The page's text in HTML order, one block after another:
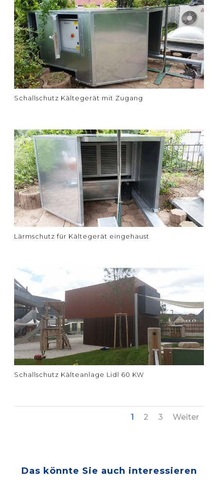
Schallschutz Kältegerät mit Zugang
Lärmschutz für Kältegerät eingehaust
Schallschutz Kälteanlage Lidl 60 KW
1 2 3 Weiter
Das könnte Sie auch interessieren